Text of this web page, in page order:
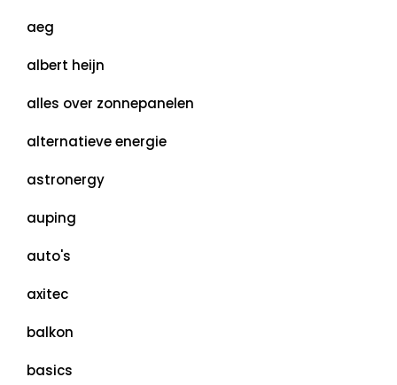
aeg
albert heijn
alles over zonnepanelen
alternatieve energie
astronergy
auping
auto's
axitec
balkon
basics